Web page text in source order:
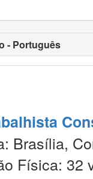
- Português
Brasília,
Física: 32